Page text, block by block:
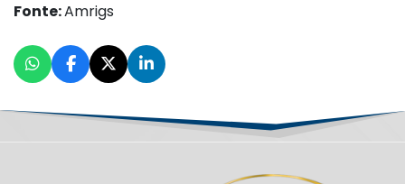
Fonte:Amrigs